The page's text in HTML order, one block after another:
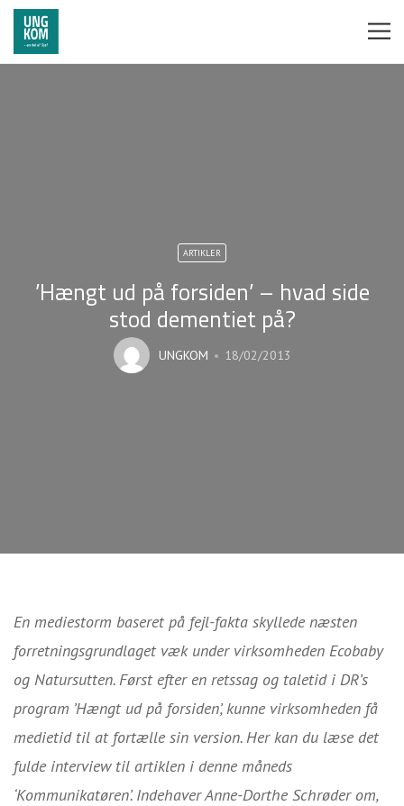
ARTIKLER
’Hængt ud på forsiden’ – hvad side
stod dementiet på?
UNGKOM 18/02/2013
En mediestorm baseret på fejl-fakta skyllede næsten
forretningsgrundlaget væk under virksomheden Ecobaby
og Natursutten. Først efter en retssag og taletid i DR’s
program ’Hængt ud på forsiden’, kunne virksomheden få
medietid til at fortælle sin version. Her kan du læse det
fulde interview til artiklen i denne måneds
‘Kommunikatøren’. Indehaver Anne-Dorthe Schrøder om,